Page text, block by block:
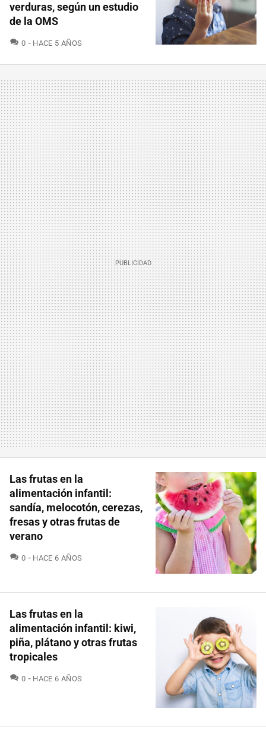
verduras, según un estudio
de la OMS
0 COMENTARIOS
HACE 5 AÑOS
Las frutas en la
alimentación infantil:
sandía, melocotón, cerezas,
fresas y otras frutas de
verano
0 COMENTARIOS
HACE 6 AÑOS
Las frutas en la
alimentación infantil: kiwi,
piña, plátano y otras frutas
tropicales
0 COMENTARIOS
HACE 6 AÑOS